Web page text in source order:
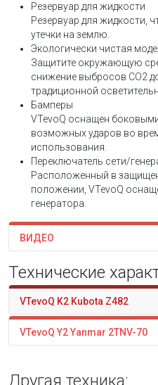
Резервуар для жидкости
Резервуар для жидкости,
утечки на землю.
Экологически чистая
Защитите окружающую
снижение выбросов CO2
традиционной
Бамперы
VTevoQ оснащен
возможных ударов во
использования.
Переключатель сети/
Расположенный в
положении, VTevoQ
генератора.
ВИДЕО
Технические
VTevoQ K2 Kubota Z482
VTevoQ Y2 Yanmar 2TNV-70
Другая техника: